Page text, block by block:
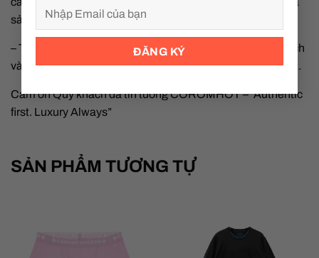
sản phẩm.
– Trước khi giao, sản phẩm sẽ được COROMHOT làm sạch
và xử lý lại (re-spa) để đảm bảo ở trạng thái hoàn hảo nhất.
Cảm ơn Quý khách đã tin tưởng COROMHOT – “Authentic
first. Luxury Always”
SẢN PHẨM TƯƠNG TỰ